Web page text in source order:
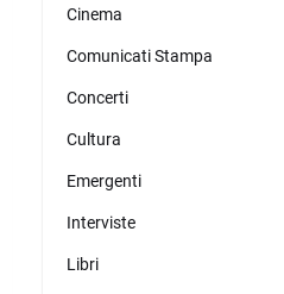
Cinema
Comunicati Stampa
Concerti
Cultura
Emergenti
Interviste
Libri